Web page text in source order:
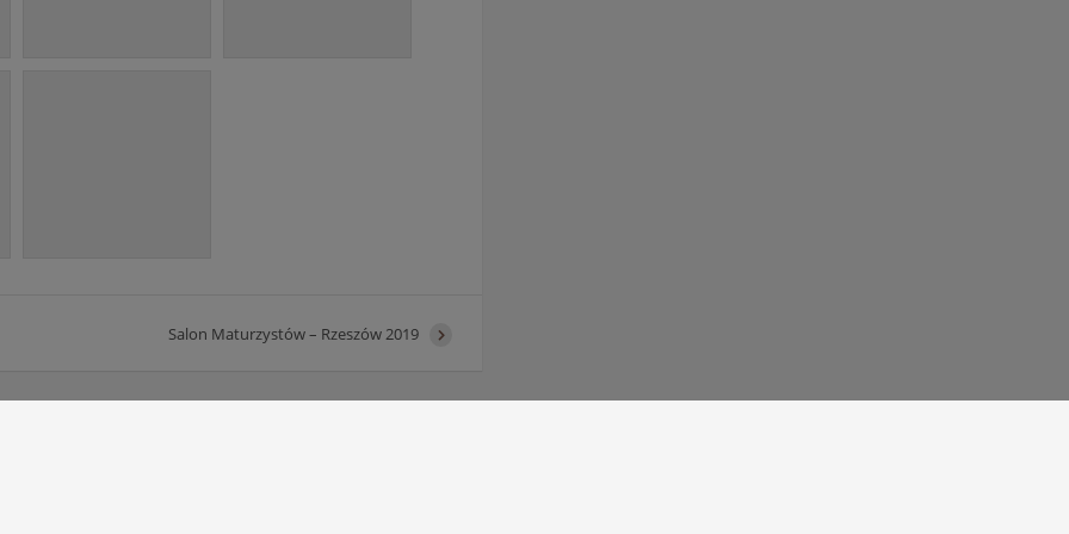
Salon Maturzystów – Rzeszów 2019